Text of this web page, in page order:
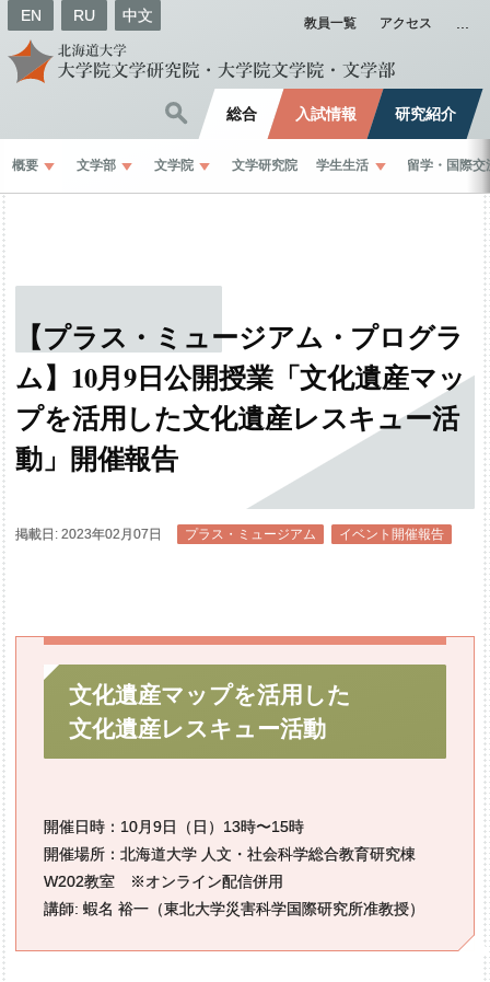
EN RU 中文 教員一覧 アクセス
総合 入試情報 研究紹介
概要 文学部 文学院 文学研究院 学生生活 留学 ・ 国際交
【プラス ・ ミュージアム ・ プログラ
ム】 10月9日公開授業「文化遺産マッ
プを活用した文化遺産レスキュー活
動」 開催報告
掲載日: 2023年02月07日 プラス・ミュージアム イベント開催報告
文化遺産マップを活用した
文化遺産レスキュー活動
開催日時：10月9日（日）13時〜15時
開催場所：北海道大学 人文・社会科学総合教育研究棟
W202教室 ※オンライン配信併用
講師: 蝦名 裕一（東北大学災害科学国際研究所准教授）